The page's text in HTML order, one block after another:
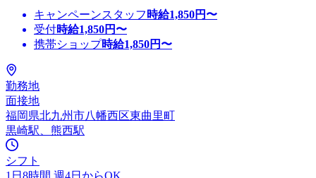
キャンペーンスタッフ 時給1,850円〜
受付時給1,850円〜
携帯ショップ時給1,850円〜
勤務地
面接地
福岡県北九州市八幡西区東曲里町
黒崎駅、熊西駅
シフト
1日8時間 週4日からOK